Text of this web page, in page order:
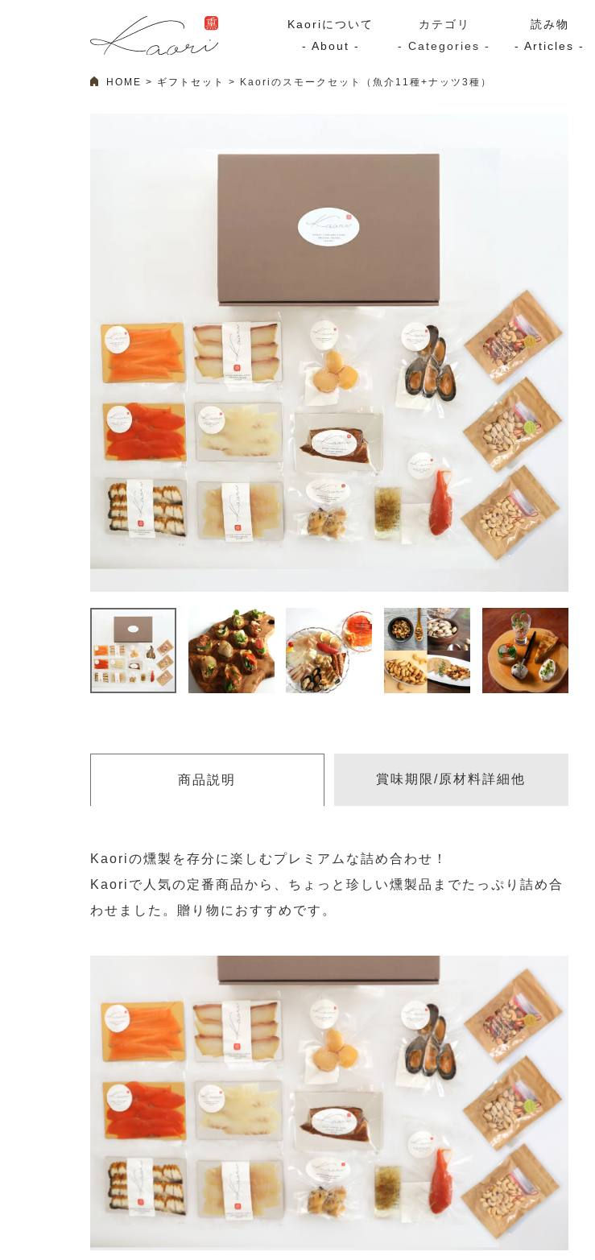
Kaoriについて
- About -
カテゴリ
- Categories -
読み物
- Articles -
HOME ギフトセット Kaoriのスモークセット（魚介11種+ナッツ3種）
商品説明 賞味期限/原材料詳細他
Kaoriの燻製を存分に楽しむプレミアムな詰め合わせ！
Kaoriで人気の定番商品から、ちょっと珍しい燻製品までたっぷり詰め合
わせました。贈り物におすすめです。